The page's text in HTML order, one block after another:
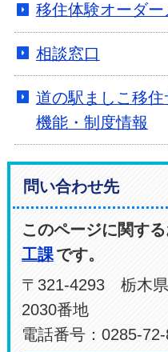
移住体験オーダ
相談窓口
道の駅ましこ移
機能・制度情報
問い合わせ先
このページに関す
工課です。
〒321-4293 栃木
2030番地
電話番号：0285-